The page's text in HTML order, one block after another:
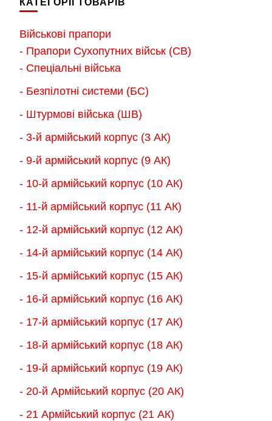
варіантів.
можна
вибрати
сторінці
товару
Військові прапори
- Прапори Сухопутних військ (СВ)
- Спеціальні війська
- Безпілотні системи (БС)
- Штурмові війська (ШВ)
- 3-й армійський корпус (3 АК)
- 9-й армійський корпус (9 АК)
- 10-й армійський корпус (10 АК)
- 11-й армійський корпус (11 АК)
- 12-й армійський корпус (12 АК)
- 14-й армійський корпус (14 АК)
- 15-й армійський корпус (15 АК)
- 16-й армійський корпус (16 АК)
- 17-й армійський корпус (17 АК)
- 18-й армійський корпус (18 AК)
- 19-й армійський корпус (19 АК)
- 20-й Армійський корпус (20 АК)
- 21 Армійський корпус (21 АК)